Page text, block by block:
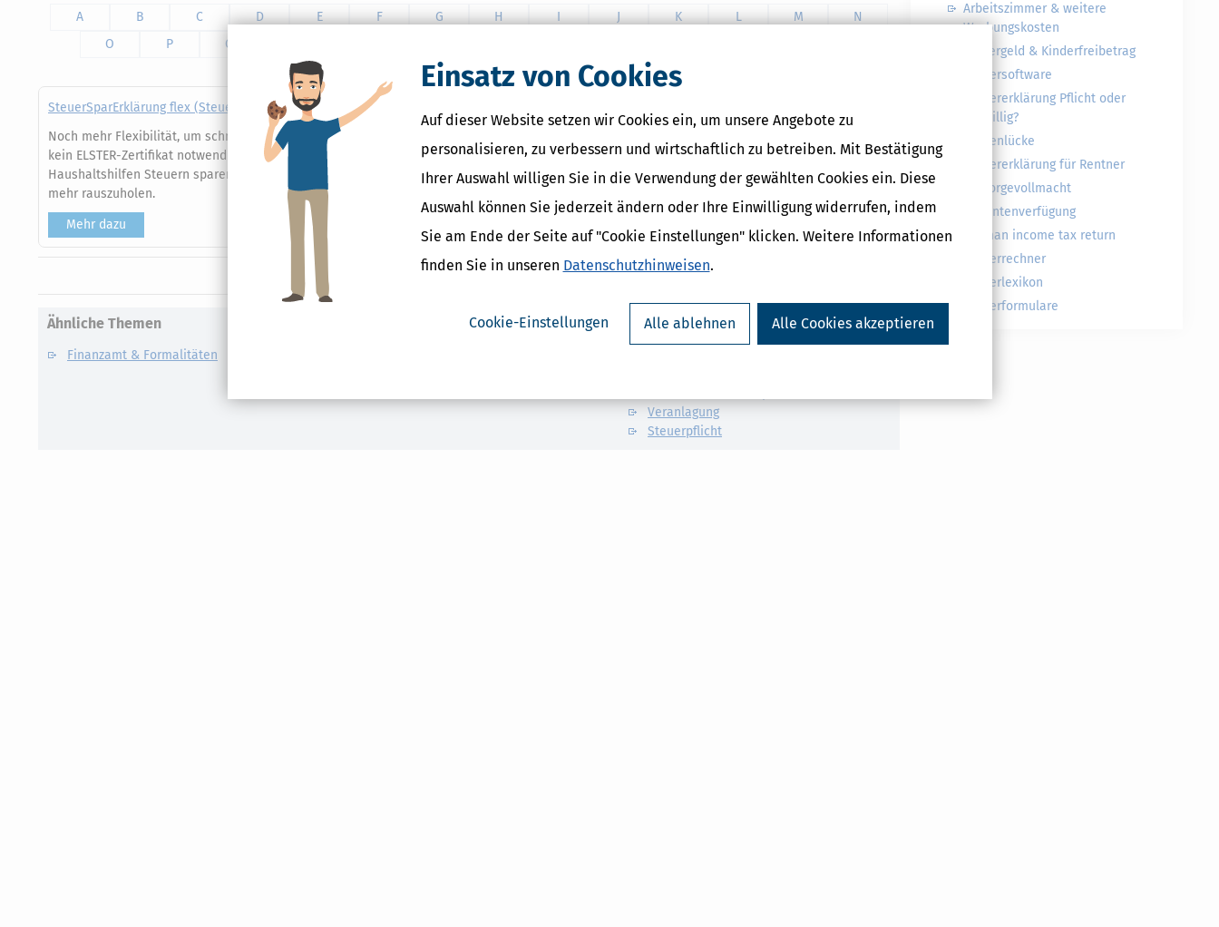
Einsatz von Cookies
Auf dieser Website setzen wir Cookies ein, um unsere Angebote zu
personalisieren, zu verbessern und wirtschaftlich zu betreiben. Mit Bestätigung
Ihrer Auswahl willigen Sie in die Verwendung der gewählten Cookies ein. Diese
Auswahl können Sie jederzeit ändern oder Ihre Einwilligung widerrufen, indem
Sie am Ende der Seite auf "Cookie Einstellungen" klicken. Weitere Informationen
finden Sie in unseren Datenschutzhinweisen.
Cookie-Einstellungen Alle ablehnen Alle Cookies akzeptieren
A
B C D E F G H I J K L M
N
O
P Q
SteuerSparErklärung flex (Steuerjahr 2025)
Noch mehr Flexibilität, um schnell und einfach Ihre Steuererklärung 2025 zu erledigen: günstigerer Nachkauf weiterer Abgaben,
kein ELSTER-Zertifikat notwendig und exklusiv nur hier auf Steuertipps ein kostenloses eBook "Mit Handwerkern und
Haushaltshilfen Steuern sparen". Zahlreiche Steuertipps und automatische Optimierungsmöglichkeiten helfen Ihnen, noch
mehr rauszuholen.
Mehr dazu
Ähnliche Themen
Finanzamt & Formalitäten
Verwandte Begriffe
Veranlagung
Steuerpflicht
Arbeitszimmer & weitere
Werbungskosten
Kindergeld & Kinderfreibetrag
Steuersoftware
Steuererklärung Pflicht oder
freiwillig?
Rentenlücke
Steuererklärung für Rentner
Vorsorgevollmacht
Patientenverfügung
German income tax return
Steuerrechner
Steuerlexikon
Steuerformulare